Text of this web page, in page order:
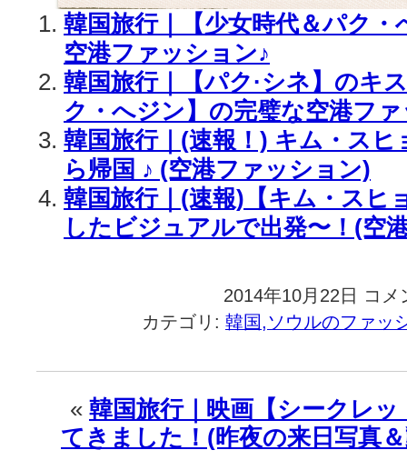
韓国旅行｜【少女時代＆パク
空港ファッション♪
韓国旅行｜【パク·シネ】のキ
ク・へジン】の完璧な空港フ
韓国旅行｜(速報！) キム・スヒ
ら帰国 ♪ (空港ファッション)
韓国旅行｜(速報)【キム・スヒ
したビジュアルで出発〜！(空
2014年10月22日
韓
旅
｜
ク
•
ヘ
コメ
カテゴリ: 韓国,ソウルのファッ
« 韓国旅行｜映画【シークレ
てきました！(昨夜の来日写真